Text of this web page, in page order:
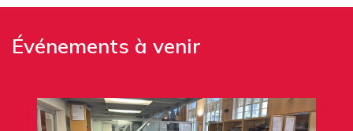
Événements à venir